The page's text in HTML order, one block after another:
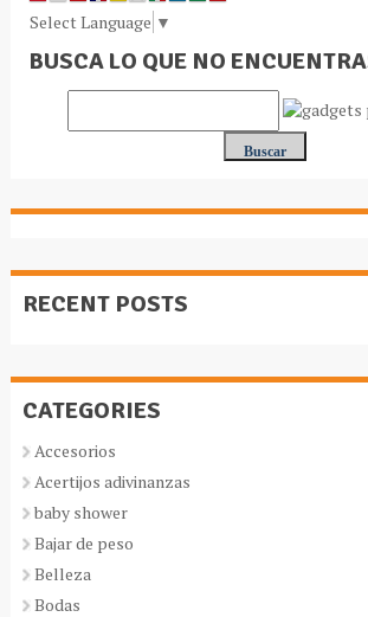
Select Language ▼
BUSCA LO QUE NO
RECENT POSTS
CATEGORIES
Accesorios
Acertijos adivinanzas
baby shower
Bajar de peso
Belleza
Bodas